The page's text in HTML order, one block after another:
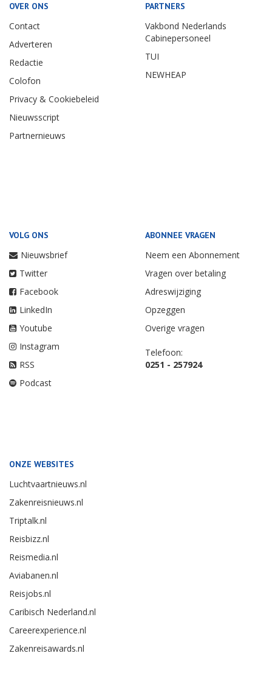
OVER ONS
Contact
Adverteren
Redactie
Colofon
Privacy & Cookiebeleid
Nieuwsscript
Partnernieuws
PARTNERS
Vakbond Nederlands
Cabinepersoneel
TUI
NEWHEAP
VOLG ONS
Nieuwsbrief
Twitter
Facebook
LinkedIn
Youtube
Instagram
RSS
Podcast
ABONNEE VRAGEN
Neem een Abonnement
Vragen over betaling
Adreswijziging
Opzeggen
Overige vragen
Telefoon:
0251 - 257924
ONZE WEBSITES
Luchtvaartnieuws.nl
Zakenreisnieuws.nl
Triptalk.nl
Reisbizz.nl
Reismedia.nl
Aviabanen.nl
Reisjobs.nl
Caribisch Nederland.nl
Careerexperience.nl
Zakenreisawards.nl